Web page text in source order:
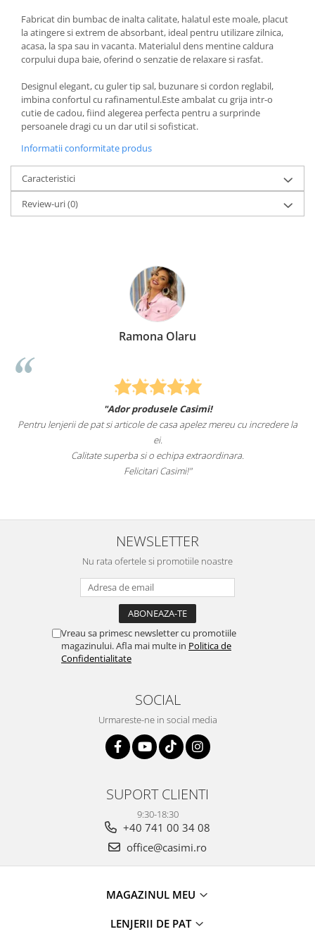
Fabricat din bumbac de inalta calitate, halatul este moale, placut
la atingere si extrem de absorbant, ideal pentru utilizare zilnica,
acasa, la spa sau in vacanta. Materialul dens mentine caldura
corpului dupa baie, oferind o senzatie de relaxare si rasfat.
Designul elegant, cu guler tip sal, buzunare si cordon reglabil,
imbina confortul cu rafinamentul.Este ambalat cu grija intr-o
cutie de cadou, fiind alegerea perfecta pentru a surprinde
persoanele dragi cu un dar util si sofisticat.
Informatii conformitate produs
Caracteristici
Review-uri(0)
Ramona Olaru
"Ador produsele Casimi!
Pentru lenjerii de pat si articole de casa apelez mereu cu incredere la
ei.
Calitate superba si o echipa extraordinara.
Felicitari Casimi!"
NEWSLETTER
Nu rata ofertele si promotiile noastre
Vreau sa primesc newsletter cu promotiile
magazinului. Afla mai multe in Politica de
Confidentialitate
SOCIAL
Urmareste-ne in social media
SUPORT CLIENTI
9:30-18:30
+40 741 00 34 08
office@casimi.ro
MAGAZINUL MEU
LENJERII DE PAT